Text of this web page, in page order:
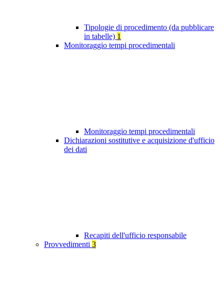
Tipologie di procedimento (da pubblicare
in tabelle) 1
Monitoraggio tempi procedimentali
Monitoraggio tempi procedimentali
Dichiarazioni sostitutive e acquisizione d'ufficio
dei dati
Recapiti dell'ufficio responsabile
Provvedimenti 3